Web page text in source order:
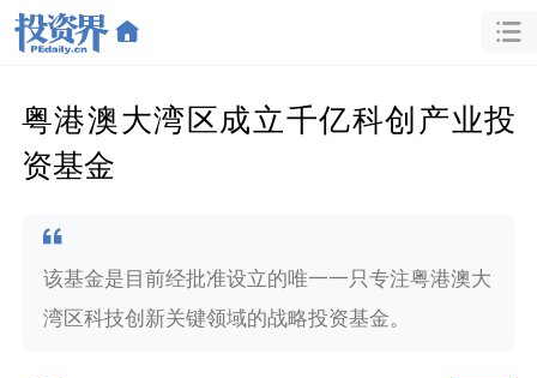
粤港澳大湾区成立千亿科创产业投
资基金
该基金是目前经批准设立的唯一一只专注粤港澳大
湾区科技创新关键领域的战略投资基金。